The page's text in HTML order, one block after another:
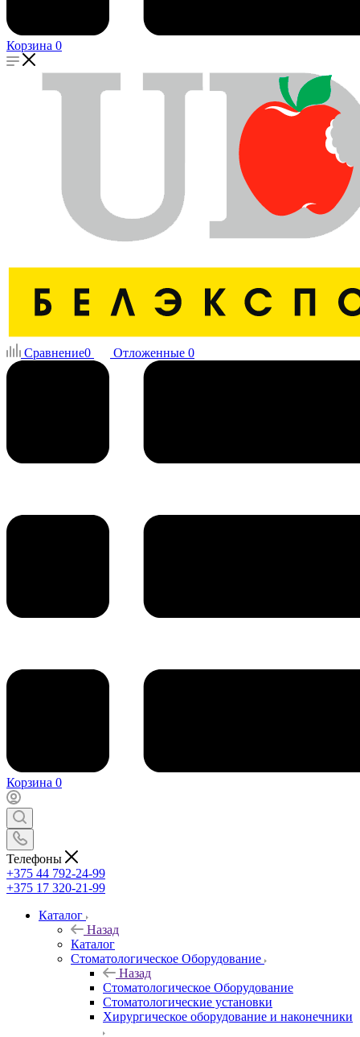
Корзина 0
Сравнение0 Отложенные 0
Корзина 0
Телефоны
+375 44 792-24-99
+375 17 320-21-99
Каталог
Назад
Каталог
Стоматологическое Оборудование
Назад
Стоматологическое Оборудование
Стоматологические установки
Хирургическое оборудование и наконечники